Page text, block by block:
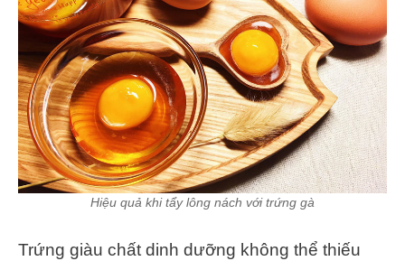
Hiệu quả khi tẩy lông nách với trứng gà
Trứng giàu chất dinh dưỡng không thể thiếu